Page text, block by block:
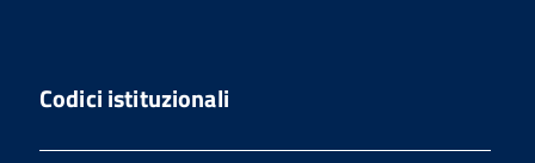
Codici istituzionali